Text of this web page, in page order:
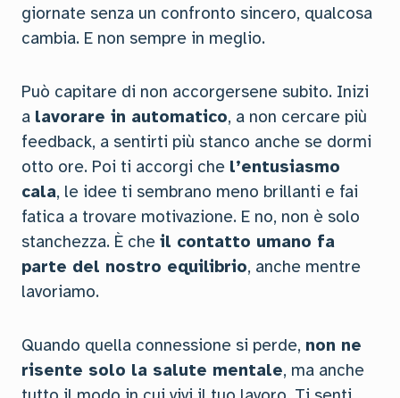
giornate senza un confronto sincero, qualcosa
cambia. E non sempre in meglio.
Può capitare di non accorgersene subito. Inizi
a lavorare in automatico, a non cercare più
feedback, a sentirti più stanco anche se dormi
otto ore. Poi ti accorgi che l’entusiasmo
cala, le idee ti sembrano meno brillanti e fai
fatica a trovare motivazione. E no, non è solo
stanchezza. È che il contatto umano fa
parte del nostro equilibrio, anche mentre
lavoriamo.
Quando quella connessione si perde, non ne
risente solo la salute mentale, ma anche